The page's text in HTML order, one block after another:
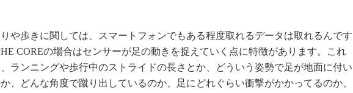
歩きに関しては、スマートフォンでもある程度取れるデータは取れるんです
COREの場合はセンサーが足の動きを捉えていく点に特徴があります。これ
ランニングや歩行中のストライドの長さとか、どういう姿勢で足が地面に付い
、どんな角度で蹴り出しているのか、足にどれぐらい衝撃がかかってるのか、